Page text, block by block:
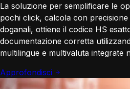
La soluzione per semplificare le
pochi click, calcola con
doganali, ottiene il codice HS
documentazione corretta
multilingue e multivaluta integrate
Approfondisci